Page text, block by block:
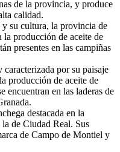
de la provincia, y produce
calidad.
su cultura, la provincia de
la producción de aceite de
presentes en las campiñas
por su paisaje
producción de aceite de
encuentran en las laderas de
destacada en la
de Ciudad Real. Sus
de Campo de Montiel y